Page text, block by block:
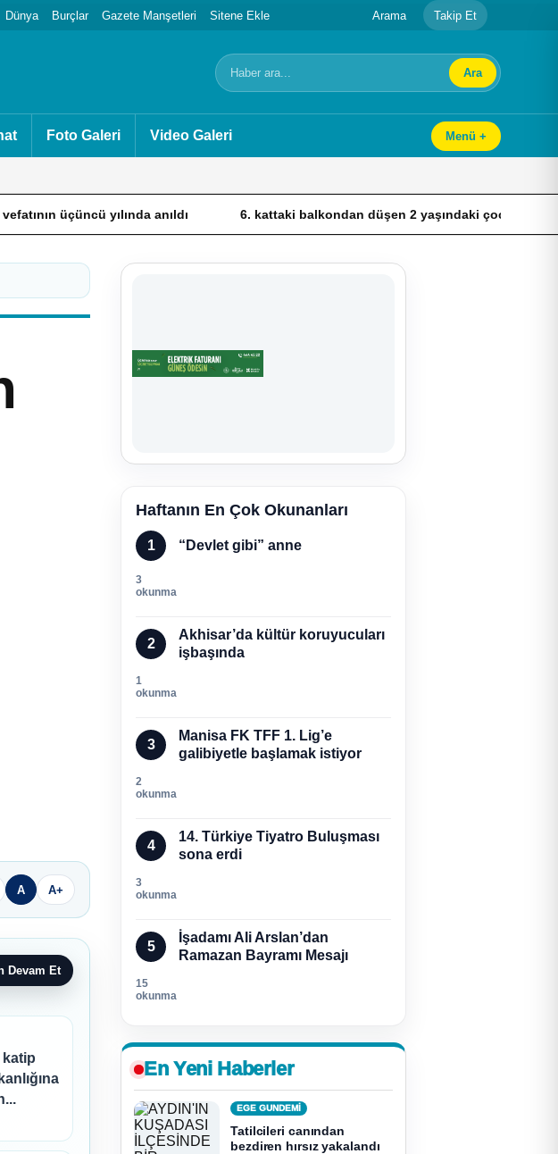
Dünya Burçlar Gazete Manşetleri Sitene Ekle Arama Takip Et
Arama Ara
Foto Galeri Video Galeri Menü +
yılında anıldı 6. kattaki balkondan düşen 2 yaşındaki çocuk ağır yaralandı
A A+
Devam Et
katip
Haftanın En Çok Okunanları
1 “Devlet gibi” anne
3
okunma
2
Akhisar’da kültür koruyucuları
işbaşında
1
okunma
3
Manisa FK TFF 1. Lig’e
galibiyetle başlamak istiyor
2
okunma
4
14. Türkiye Tiyatro Buluşması
sona erdi
3
okunma
5
İşadamı Ali Arslan’dan
Ramazan Bayramı Mesajı
15
okunma
En Yeni Haberler
EGE GUNDEMİ
Tatilcileri canından
bezdiren hırsız yakalandı